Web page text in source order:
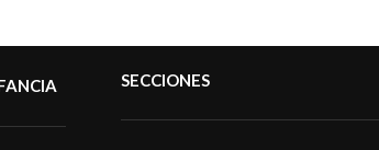
SECCIONES